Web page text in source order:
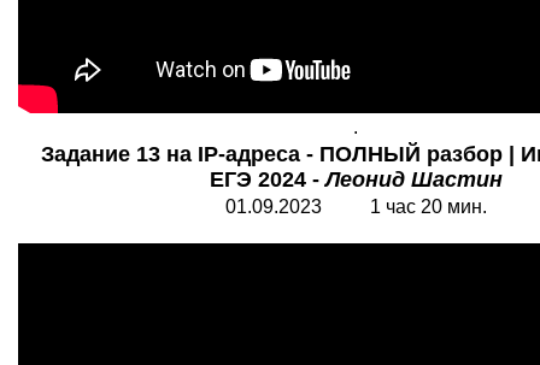
.
Задание 13 на IP-адреса - ПОЛНЫЙ разбор |
ЕГЭ 2024 -Леонид Шастин
01.09.2023 1 час 20 мин.